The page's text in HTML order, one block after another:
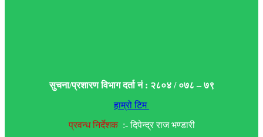
सुचना/प्रशारण विभाग दर्ता नं : २८०४ / ०७८ – ७९
हाम्रो टिम
प्रवन्ध निर्देशक:- दिपेन्द्र राज भण्डारी